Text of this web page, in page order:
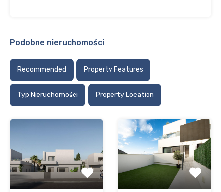
Podobne nieruchomości
Recommended Property Features
Typ Nieruchomości Property Location